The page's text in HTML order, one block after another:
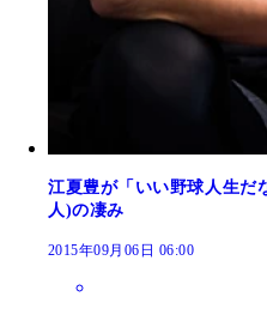
江夏豊が「いい野球人生だ
人)の凄み
2015年09月06日 06:00